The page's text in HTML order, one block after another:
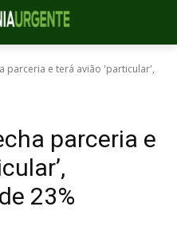
parceria e terá avião 'particular',
parceria e
23%